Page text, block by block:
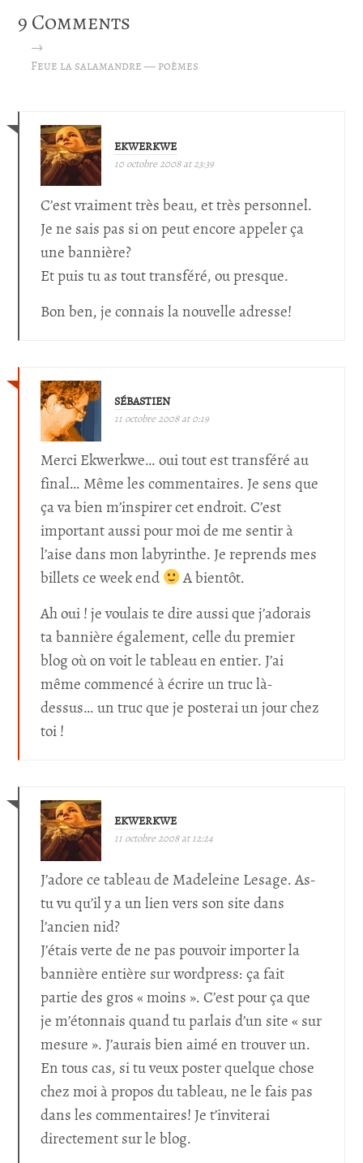
9 Comments
→
Feue la salamandre — poèmes
EKWERKWE
10 octobre 2008 at 23:39
C’est vraiment très beau, et très personnel.
Je ne sais pas si on peut encore appeler ça
une bannière?
Et puis tu as tout transféré, ou presque.
Bon ben, je connais la nouvelle adresse!
SÉBASTIEN
11 octobre 2008 at 0:19
Merci Ekwerkwe… oui tout est transféré au
final… Même les commentaires. Je sens que
ça va bien m’inspirer cet endroit. C’est
important aussi pour moi de me sentir à
l’aise dans mon labyrinthe. Je reprends mes
billets ce week end
A bientôt.
Ah oui ! je voulais te dire aussi que j’adorais
ta bannière également, celle du premier
blog où on voit le tableau en entier. J’ai
même commencé à écrire un truc là-
dessus… un truc que je posterai un jour chez
toi !
EKWERKWE
11 octobre 2008 at 12:24
J’adore ce tableau de Madeleine Lesage. As-
tu vu qu’il y a un lien vers son site dans
l’ancien nid?
J’étais verte de ne pas pouvoir importer la
bannière entière sur wordpress: ça fait
partie des gros « moins ». C’est pour ça que
je m’étonnais quand tu parlais d’un site « sur
mesure ». J’aurais bien aimé en trouver un.
En tous cas, si tu veux poster quelque chose
chez moi à propos du tableau, ne le fais pas
dans les commentaires! Je t’inviterai
directement sur le blog.